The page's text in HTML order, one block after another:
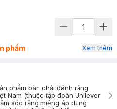
phẩm Xem thêm
phẩm bàn chải đánh răng
Nam (thuộc tập đoàn Unilever
sóc răng miệng áp dụng